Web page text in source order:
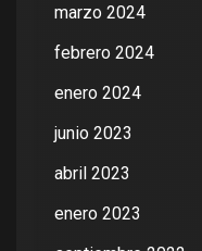
marzo 2024
febrero 2024
enero 2024
junio 2023
abril 2023
enero 2023